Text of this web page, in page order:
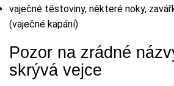
vaječné těstoviny, některé noky,
(vaječné kapání)
Pozor na zrádné
skrývá vejce